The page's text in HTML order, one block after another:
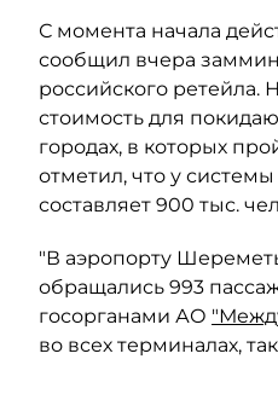
С момента начала
сообщил вчера
российского ретейла.
стоимость для
городах, в которых
отметил, что у
составляет 900 тыс.
"В аэропорту
обращались 993
госорганами АО
во всех терминалах,